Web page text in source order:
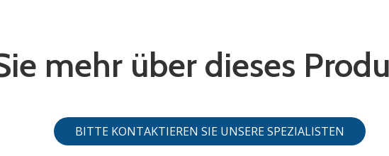
mehr über dieses
BITTE KONTAKTIEREN SIE UNSERE SPEZIALISTEN